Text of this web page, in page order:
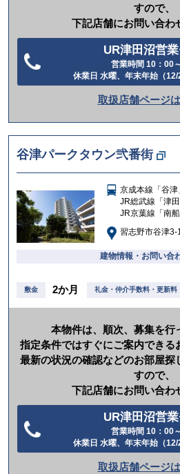
すので、
下記店舗にお問い合わ
UR津田沼営
営業時間 10：00
休業日 水曜、年末年始（
取扱店舗ページ
谷津パークタウン弐番街
京成本線「谷
JR総武線「津
JR京葉線「南
習志野市谷津3-
建物情報・お問い合
敷金 2か月 礼金・仲介手数料・更新料
本物件は、順次、募集を行
指定条件ではすぐにご案内できる
最新の状況の確認などのお部屋探
すので、
下記店舗にお問い合わ
UR津田沼営
営業時間 10：00
休業日 水曜、年末年始（
取扱店舗ページ